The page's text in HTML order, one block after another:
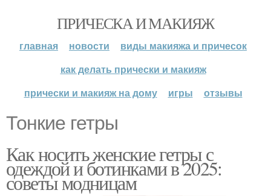
ПРИЧЕСКА И МАКИЯЖ
главная новости
виды макияжа и причесок
как делать прически и макияж
прически и макияж на дому
игры отзывы
Тонкие гетры
Как носить женские гетры с
одеждой и ботинками в 2025:
советы модницам